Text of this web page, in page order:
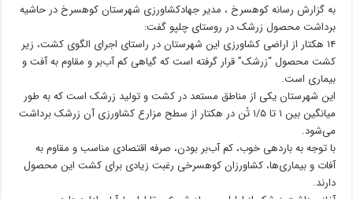
به گزارش رسانه کوهسرخ ، مدیر جهادکشاورزی شهرستان کوهسرخ در حاشیه
برداشت محصول زرشک در روستای چلپو گفت:
۱۴ هکتار از اراضی کشاورزی این شهرستان در راستای اجرای الگوی کشت، زیر
کشت محصول “زرشک” قرار گرفته است که گیاهی کم آب‌بر و مقاوم به آفت و
بیماری است.
این شهرستان یکی از مناطق مستعد در کشت و تولید زرشک است که به طور
میانگین بین ۱ تا ۱/۵ تُن در هکتار از سطح مزارع کشاورزی آن زرشک برداشت
می‌شود.
با توجه به باردهی خوب، کم آب‌بر بودن، صرفه اقتصادی مناسب و مقاوم به
آفات و بیماری‌ها، کشاورزان کوهسرخی رغبت زیادی برای کشت این محصول
دارند.